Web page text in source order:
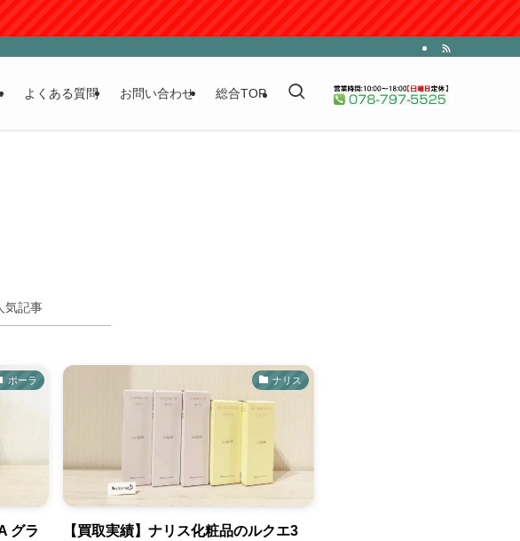
よくある質問 お問い合わせ 総合TOP
気記事
ポーラ
グラ
ナリス
【買取実績】ナリス化粧品のルクエ3